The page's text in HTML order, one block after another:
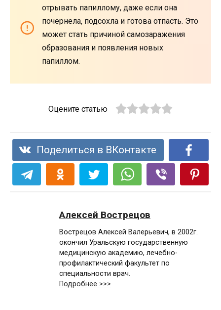
отрывать папиллому, даже если она
почернела, подсохла и готова отпасть. Это
может стать причиной самозаражения
образования и появления новых
папиллом.
Оцените статью
Поделиться в ВКонтакте
Алексей Вострецов
Вострецов Алексей Валерьевич, в 2002г.
окончил Уральскую государственную
медицинскую академию, лечебно-
профилактический факультет по
специальности врач.
Подробнее >>>